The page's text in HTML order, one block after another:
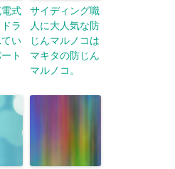
式
ラ
い
ト
サイディング職
人に大人気な防
じんマルノコは
マキタの防じん
マルノコ。